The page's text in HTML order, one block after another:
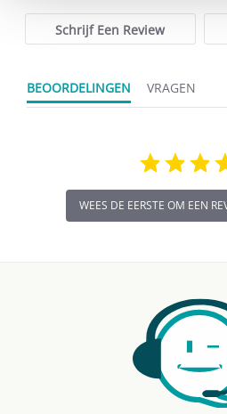
Schrijf Een Review
BEOORDELINGEN VRAGEN
WEES DE EERSTE OM EEN